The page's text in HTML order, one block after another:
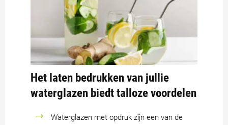
Het laten bedrukken van jullie
waterglazen biedt talloze voordelen
Waterglazen met opdruk zijn een van de